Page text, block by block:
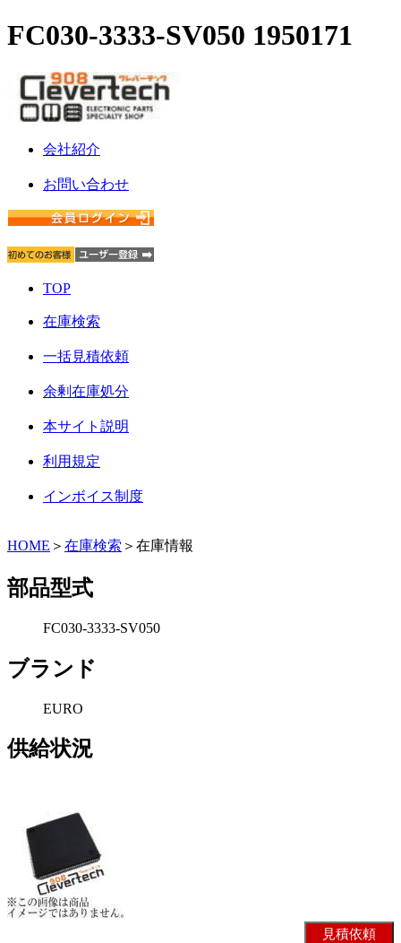
FC030-3333-SV050 1950171
会社紹介
お問い合わせ
TOP
在庫検索
一括見積依頼
余剰在庫処分
本サイト説明
利用規定
インボイス制度
HOME ＞ 在庫検索 ＞在庫情報
部品型式
FC030-3333-SV050
ブランド
EURO
供給状況